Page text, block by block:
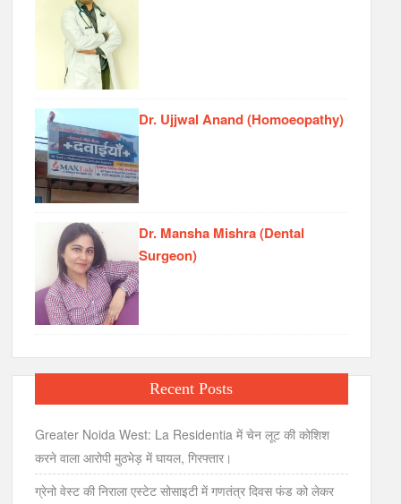
Dr. Ujjwal Anand (Homoeopathy)
Dr. Mansha Mishra (Dental
Surgeon)
Recent Posts
Greater Noida West: La Residentia में चेन लूट की कोशिश
करने वाला आरोपी मुठभेड़ में घायल, गिरफ्तार।
ग्रेनो वेस्ट की निराला एस्टेट सोसाइटी में गणतंत्र दिवस फंड को लेकर